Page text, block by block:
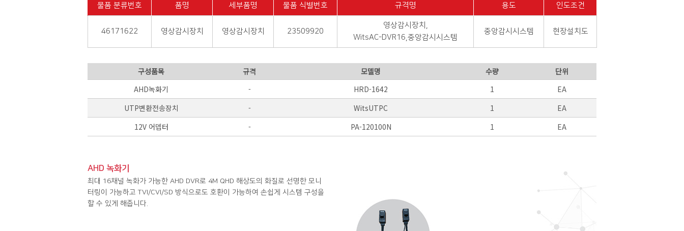
물품 분류번호 품명 세부품명 물품 식별번호 규격명 용도 인도조건
46171622 영상감시장치 영상감시장치 23509920
영상감시장치,
WitsAC-DVR16,중앙감시시스템
중앙감시시스템 현장설치도
구성품목 규격 모델명 수량
단위
AHD녹화기
- HRD-1642 1
EA
UTP변환전송장치
- WitsUTPC 1
EA
12V 어뎁터
- PA-120100N 1 EA
AHD 녹화기
최대 16채널 녹화가 가능한 AHD DVR로 4M QHD 해상도의 화질로 선명한 모니
터링이 가능하고 TVI/CVI/SD 방식으로도 호환이 가능하여 손쉽게 시스템 구성을
할 수 있게 해줍니다.